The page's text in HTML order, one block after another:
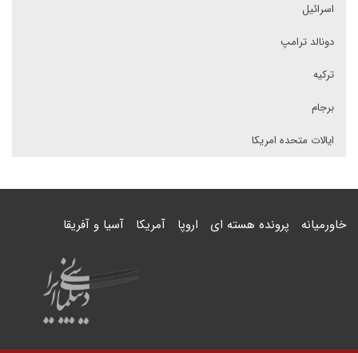
اسرائیل
دونالد ترامپ
ترکیه
برجام
ایالات متحده امریکا
خاورمیانه پرونده هسته ای اروپا آمریکا آسیا و آفریقا